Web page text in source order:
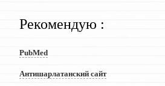
Рекомендую :
PubMed
Антишарлатанский сайт